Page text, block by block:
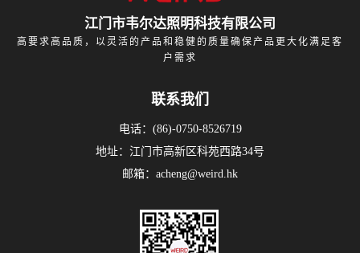
江门市韦尔达照明科技有限公司
高要求高品质，以灵活的产品和稳健的质量确保产品更大化满足客
户需求
联系我们
电话：(86)-0750-8526719
地址：江门市高新区科苑西路34号
邮箱：acheng@weird.hk